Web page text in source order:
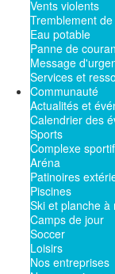
Vents violents
Tremblement
Eau potable
Panne de
Message
Services et
Communauté
Actualités et
Calendrier des
Sports
Complexe sportif
Aréna
Patinoires
Piscines
Ski et planche à
Camps de jour
Soccer
Loisirs
Nos entreprises